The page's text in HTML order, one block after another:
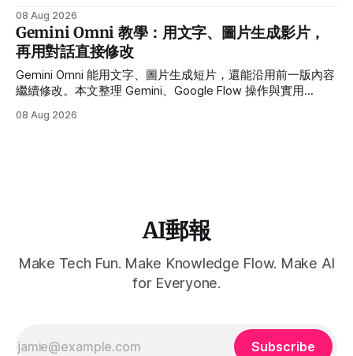
08 Aug 2026
Gemini Omni 教學：用文字、圖片生成影片，
再用對話直接修改
Gemini Omni 能用文字、圖片生成短片，還能沿用前一版內容
繼續修改。本文整理 Gemini、Google Flow 操作與實用
08 Aug 2026
AI郵報
Make Tech Fun. Make Knowledge Flow. Make AI
for Everyone.
Subscribe